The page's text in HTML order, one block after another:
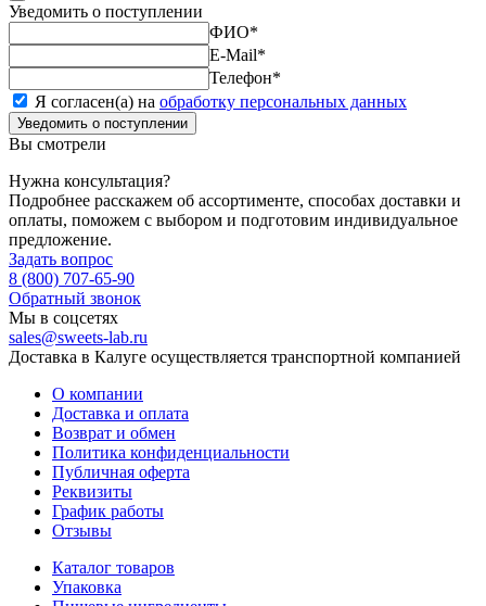
Уведомить о поступлении
ФИО*
E-Mail*
Телефон*
Я согласен(а) на обработку персональных данных
Уведомить о поступлении
Вы смотрели
Нужна консультация?
Подробнее расскажем об ассортименте, способах доставки и
оплаты, поможем с выбором и подготовим индивидуальное
предложение.
Задать вопрос
8 (800) 707-65-90
Обратный звонок
Мы в соцсетях
sales@sweets-lab.ru
Доставка в Калуге осуществляется транспортной компанией
О компании
Доставка и оплата
Возврат и обмен
Политика конфиденциальности
Публичная оферта
Реквизиты
График работы
Отзывы
Каталог товаров
Упаковка